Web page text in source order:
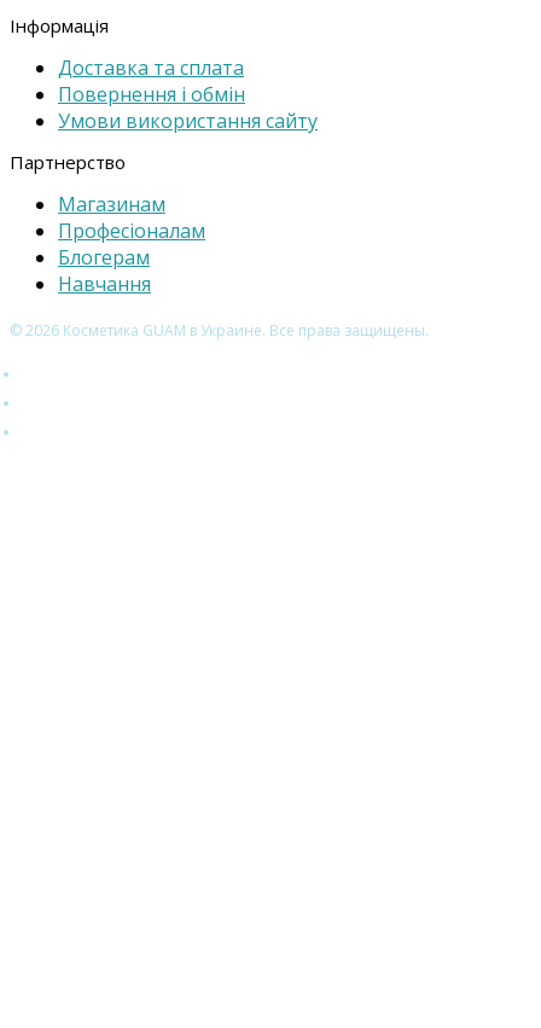
Інформація
Доставка та cплата
Повернення і обмін
Умови використання сайту
Партнерство
Магазинам
Професіоналам
Блогерам
Навчання
© 2026 Косметика GUAM в Украине. Все права защищены.